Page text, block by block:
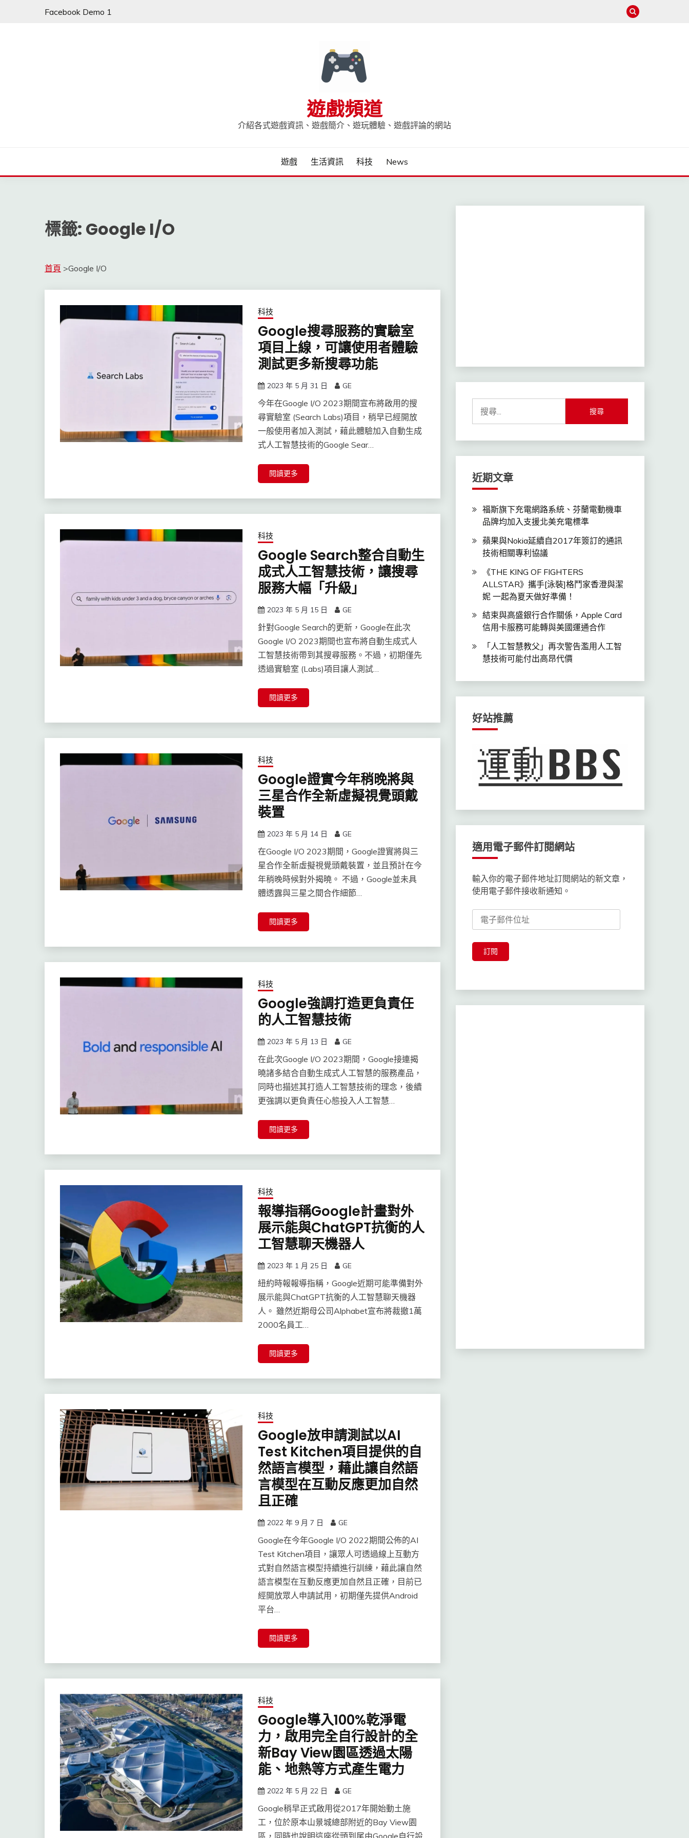
Facebook Demo 1
遊戲頻道
介紹各式遊戲資訊、遊戲簡介、遊玩體驗、遊戲評論的網站
遊戲 生活資訊 科技 News
標籤: Google I/O
首頁 >Google I/O
科技
Google搜尋服務的實驗室
項目上線，可讓使用者體驗
測試更多新搜尋功能
2023 年 5 月 31 日 GE
今年在Google I/O 2023期間宣布將啟用的搜
尋實驗室 (Search Labs)項目，稍早已經開放
一般使用者加入測試，藉此體驗加入自動生成
式人工智慧技術的Google Sear…
閱讀更多
科技
Google Search整合自動生
成式人工智慧技術，讓搜尋
服務大幅「升級」
2023 年 5 月 15 日 GE
針對Google Search的更新，Google在此次
Google I/O 2023期間也宣布將自動生成式人
工智慧技術帶到其搜尋服務。不過，初期僅先
透過實驗室 (Labs)項目讓人測試…
閱讀更多
科技
Google證實今年稍晚將與
三星合作全新虛擬視覺頭戴
裝置
2023 年 5 月 14 日 GE
在Google I/O 2023期間，Google證實將與三
星合作全新虛擬視覺頭戴裝置，並且預計在今
年稍晚時候對外揭曉。 不過，Google並未具
體透露與三星之間合作細節…
閱讀更多
科技
Google強調打造更負責任
的人工智慧技術
2023 年 5 月 13 日 GE
在此次Google I/O 2023期間，Google接連揭
曉諸多結合自動生成式人工智慧的服務產品，
同時也描述其打造人工智慧技術的理念，後續
更強調以更負責任心態投入人工智慧…
閱讀更多
科技
報導指稱Google計畫對外
展示能與ChatGPT抗衡的人
工智慧聊天機器人
2023 年 1 月 25 日 GE
紐約時報報導指稱，Google近期可能準備對外
展示能與ChatGPT抗衡的人工智慧聊天機器
人。 雖然近期母公司Alphabet宣布將裁撤1萬
2000名員工…
閱讀更多
科技
Google放申請測試以AI
Test Kitchen項目提供的自
然語言模型，藉此讓自然語
言模型在互動反應更加自然
且正確
2022 年 9 月 7 日 GE
Google在今年Google I/O 2022期間公佈的AI
Test Kitchen項目，讓眾人可透過線上互動方
式對自然語言模型持續進行訓練，藉此讓自然
語言模型在互動反應更加自然且正確，目前已
經開放眾人申請試用，初期僅先提供Android
平台…
閱讀更多
科技
Google導入100%乾淨電
力，啟用完全自行設計的全
新Bay View園區透過太陽
能、地熱等方式產生電力
2022 年 5 月 22 日 GE
Google稍早正式啟用從2017年開始動土施
工，位於原本山景城總部附近的Bay View園
鍵
字:
近期文章
福斯旗下充電網路系統、芬蘭電動機車
品牌均加入支援北美充電標準
蘋果與Nokia延續自2017年簽訂的通訊
技術相關專利協議
《THE KING OF FIGHTERS
ALLSTAR》攜手[泳裝]格鬥家香澄與潔
妮 一起為夏天做好準備！
結束與高盛銀行合作關係，Apple Card
信用卡服務可能轉與美國運通合作
「人工智慧教父」再次警告濫用人工智
慧技術可能付出高昂代價
好站推薦
適用電子郵件訂閱網站
輸入你的電子郵件地址訂閱網站的新文章，
使用電子郵件接收新通知。
子
郵
位
訂閱